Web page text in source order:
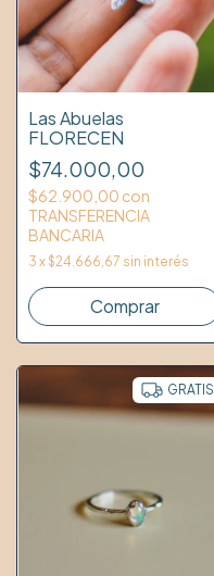
Las Abuelas
FLORECEN
$74.000,00
$62.900,00 con
TRANSFERENCIA
BANCARIA
3 x $24.666,67 sin interés
Comprar
GRATIS